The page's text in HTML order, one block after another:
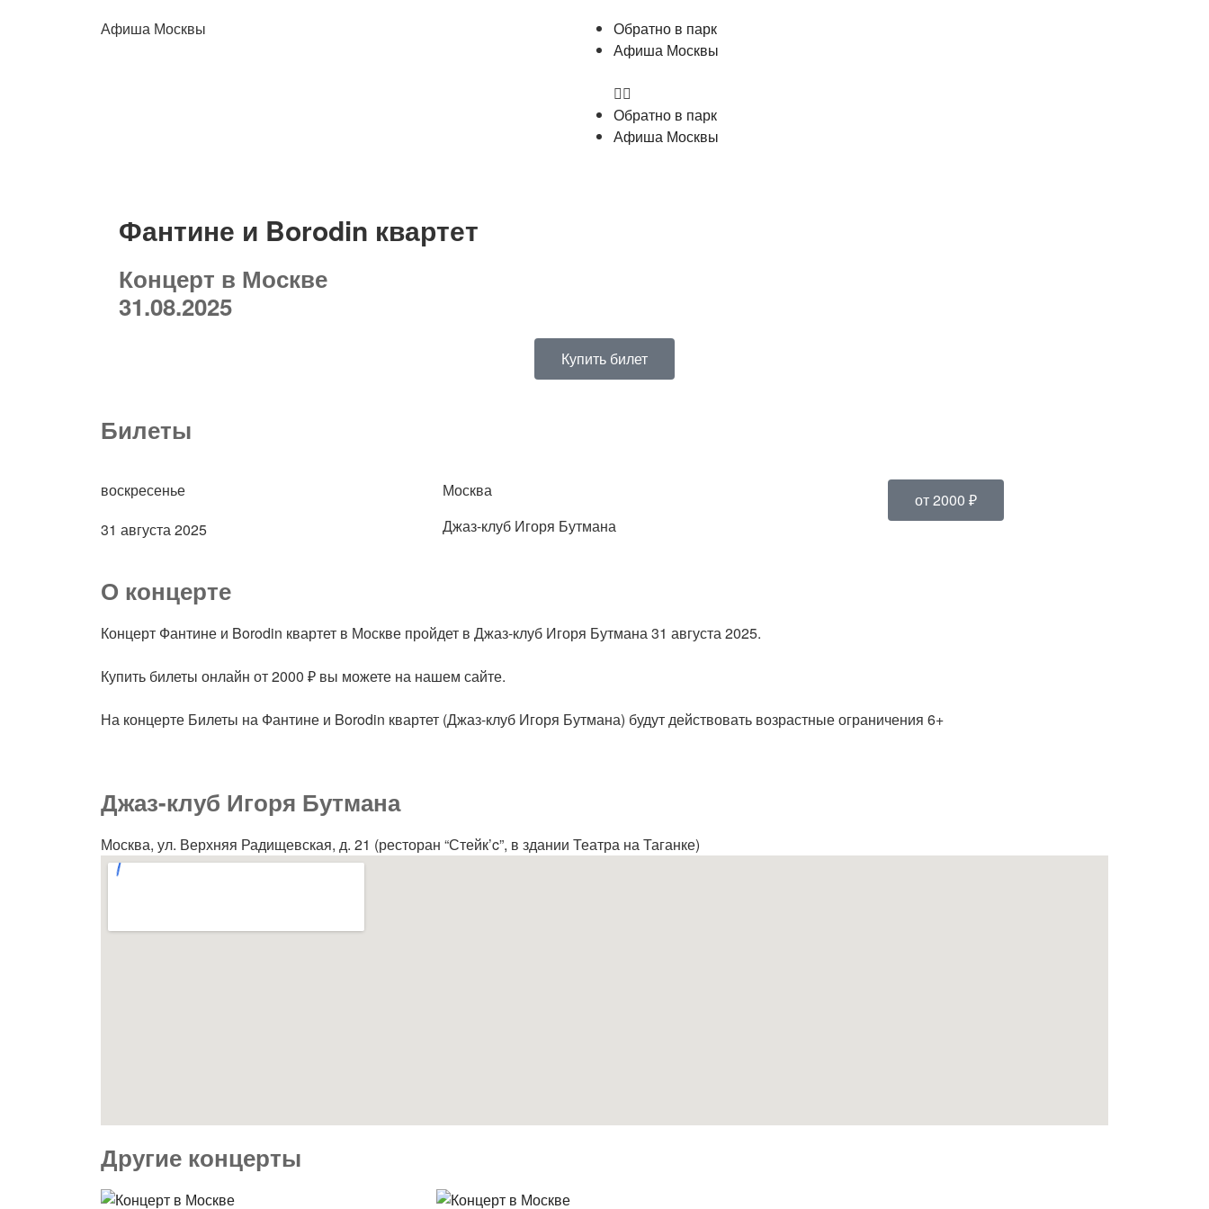
Афиша Москвы
Обратно в парк
Афиша Москвы
Обратно в парк
Афиша Москвы
Фантине и Borodin квартет
Концерт в Москве
31.08.2025
Купить билет
Билеты
воскресенье
31 августа 2025
Москва
Джаз-клуб Игоря Бутмана
от 2000 ₽
О концерте
Концерт Фантине и Borodin квартет в Москве пройдет в Джаз-клуб Игоря Бутмана 31 августа 2025.
Купить билеты онлайн от 2000 ₽ вы можете на нашем сайте.
На концерте Билеты на Фантине и Borodin квартет (Джаз-клуб Игоря Бутмана) будут действовать возрастные ограничения 6+
Джаз-клуб Игоря Бутмана
Москва, ул. Верхняя Радищевская, д. 21 (ресторан “Стейк’c”, в здании Театра на Таганке)
Другие концерты